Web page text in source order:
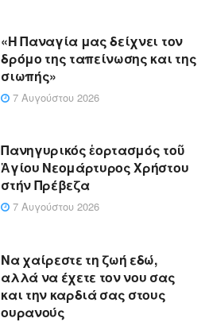
«Η Παναγία μας δείχνει τον
δρόμο της ταπείνωσης και της
σιωπής»
7 Αυγούστου 2026
Πανηγυρικός ἑορτασμός τοῦ
Ἁγίου Νεομάρτυρος Χρήστου
στήν Πρέβεζα
7 Αυγούστου 2026
Να χαίρεστε τη ζωή εδώ,
αλλά να έχετε τον νου σας
και την καρδιά σας στους
ουρανούς